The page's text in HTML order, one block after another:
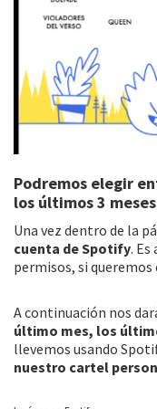
Podremos elegir
los últimos 3
Una vez dentro de la
cuenta de Spotify. Es
permisos, si
A continuación nos
último mes, los
llevemos usando
nuestro cartel